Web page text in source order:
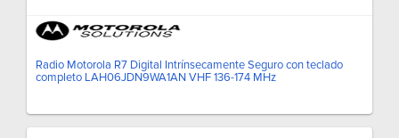
Radio Motorola R7 Digital Intrínsecamente Seguro con teclado
completo LAH06JDN9WA1AN VHF 136-174 MHz